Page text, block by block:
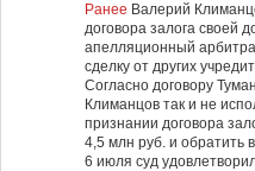
Ранее Валерий
договора залога своей
апелляционный
сделку от других
Согласно договору
Климанцов так и не
признании договора
4,5 млн руб. и обратить
6 июля суд